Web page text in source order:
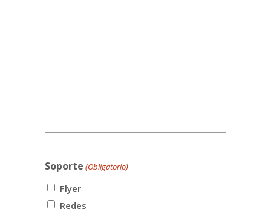
Soporte (Obligatorio)
Flyer
Redes